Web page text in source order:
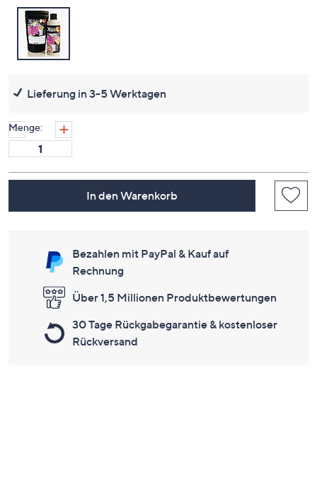
Lieferung in 3-5 Werktagen
Menge:
In den Warenkorb
Bezahlen mit PayPal & Kauf auf
Rechnung
Über 1,5 Millionen Produktbewertungen
30 Tage Rückgabegarantie & kostenloser
Rückversand